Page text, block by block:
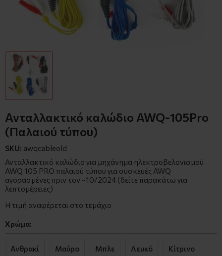
Ανταλλακτικό καλώδιο AWQ-105Pro
(Παλαιού τύπου)
SKU: awqcableold
Ανταλλακτικό καλώδιο για μηχάνημα ηλεκτροβελονισμού
AWQ 105 PRO παλαιού τύπου για συσκευές AWQ
αγορασμένες πριν τον ~10/2024 (δείτε παρακάτω για
λεπτομέρειες)
Η τιμή αναφέρεται στο τεμάχιο
Χρώμα:
Ανθρακί Μαύρο Μπλε Λευκό Κίτρινο